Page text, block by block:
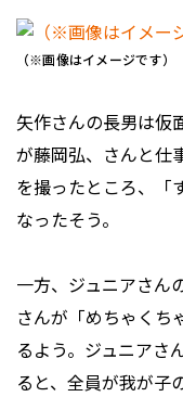
（※画像はイメージです）
矢作さんの長男は仮
が藤岡弘、さんと仕
を撮ったところ、「
なったそう。
一方、ジュニアさん
さんが「めちゃくち
るよう。ジュニアさ
ると、全員が我が子